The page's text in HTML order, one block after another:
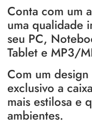
Conta com um
uma qualidade
seu PC,
Tablet e MP3/
Com um
exclusivo a
mais estilosa e
ambientes.